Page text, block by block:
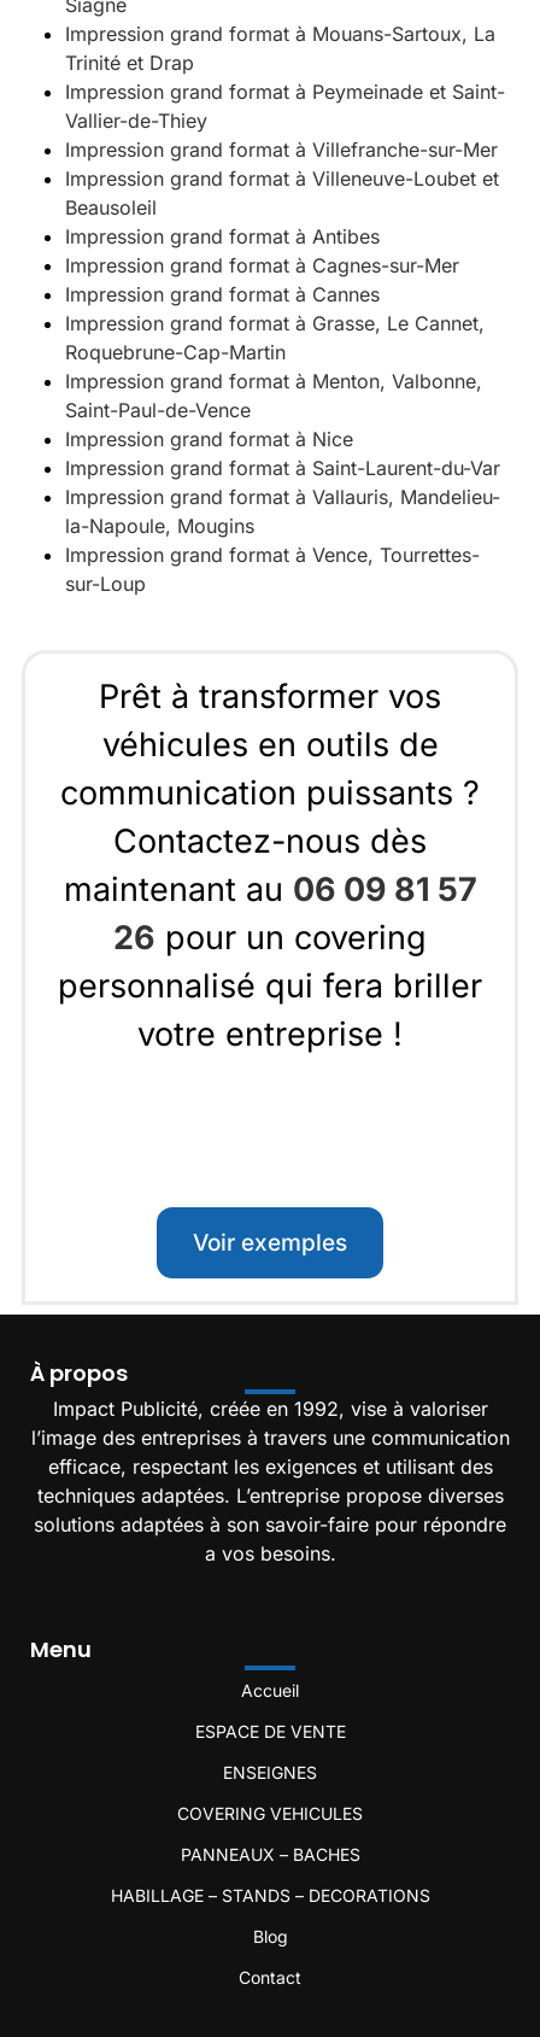
Siagne
Impression grand format à Mouans-Sartoux, La
Trinité et Drap
Impression grand format à Peymeinade et Saint-
Vallier-de-Thiey
Impression grand format à Villefranche-sur-Mer
Impression grand format à Villeneuve-Loubet et
Beausoleil
Impression grand format à Antibes
Impression grand format à Cagnes-sur-Mer
Impression grand format à Cannes
Impression grand format à Grasse, Le Cannet,
Roquebrune-Cap-Martin
Impression grand format à Menton, Valbonne,
Saint-Paul-de-Vence
Impression grand format à Nice
Impression grand format à Saint-Laurent-du-Var
Impression grand format à Vallauris, Mandelieu-
la-Napoule, Mougins
Impression grand format à Vence, Tourrettes-
sur-Loup
Prêt à transformer vos
véhicules en outils de
communication puissants ?
Contactez-nous dès
maintenant au 06 09 81 57
26 pour un covering
personnalisé qui fera briller
votre entreprise !
Voir exemples
À propos
Impact Publicité, créée en 1992, vise à valoriser
l’image des entreprises à travers une communication
efficace, respectant les exigences et utilisant des
techniques adaptées. L’entreprise propose diverses
solutions adaptées à son savoir-faire pour répondre
a vos besoins.
Menu
Accueil
ESPACE DE VENTE
ENSEIGNES
COVERING VEHICULES
PANNEAUX – BACHES
HABILLAGE – STANDS – DECORATIONS
Blog
Contact